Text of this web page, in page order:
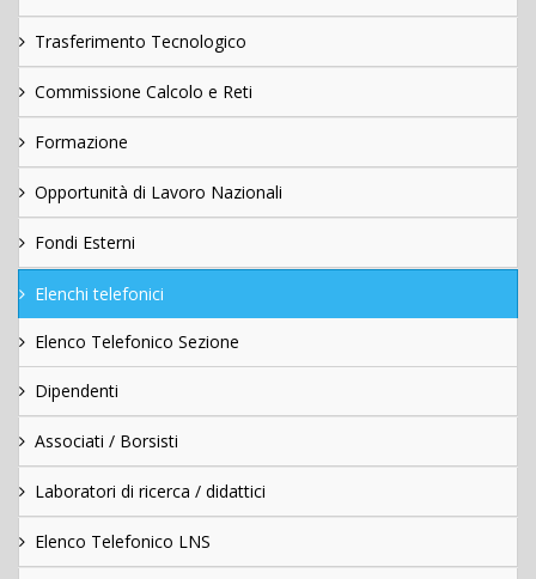
Trasferimento Tecnologico
Commissione Calcolo e Reti
Formazione
Opportunità di Lavoro Nazionali
Fondi Esterni
Elenchi telefonici
Elenco Telefonico Sezione
Dipendenti
Associati / Borsisti
Laboratori di ricerca / didattici
Elenco Telefonico LNS